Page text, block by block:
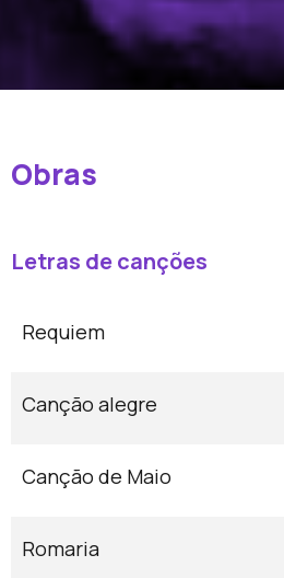
Obras
Letras de canções
Requiem
Canção alegre
Canção de Maio
Romaria